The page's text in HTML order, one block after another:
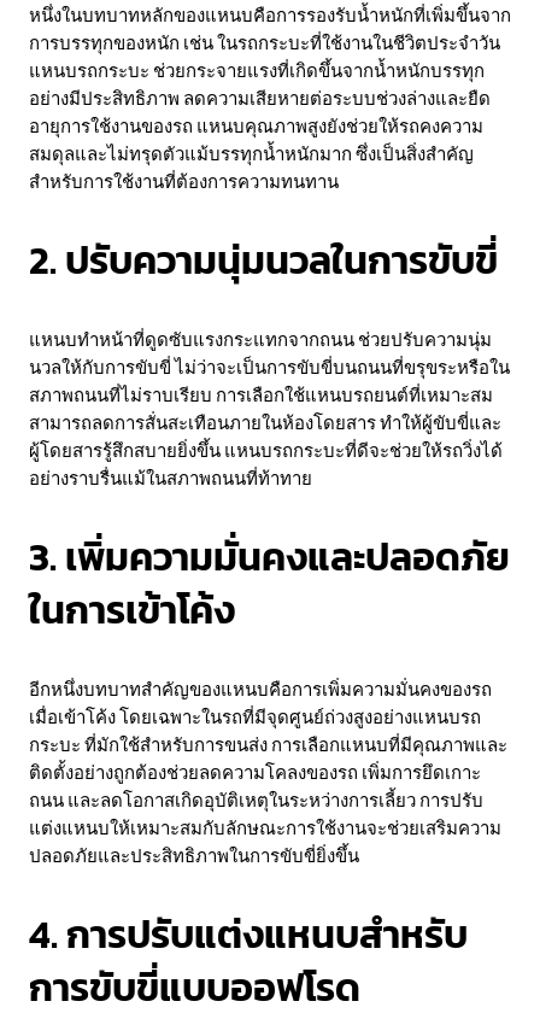
หนึ่งในบทบาทหลักของแหนบคือการรองรับน้ำหนักที่เพิ่มขึ้นจาก
การบรรทุกของหนัก เช่น ในรถกระบะที่ใช้งานในชีวิตประจำวัน
แหนบรถกระบะ ช่วยกระจายแรงที่เกิดขึ้นจากน้ำหนักบรรทุก
อย่างมีประสิทธิภาพ ลดความเสียหายต่อระบบช่วงล่างและยืด
อายุการใช้งานของรถ แหนบคุณภาพสูงยังช่วยให้รถคงความ
สมดุลและไม่ทรุดตัวแม้บรรทุกน้ำหนักมาก ซึ่งเป็นสิ่งสำคัญ
สำหรับการใช้งานที่ต้องการความทนทาน
2. ปรับความนุ่มนวลในการขับขี่
แหนบทำหน้าที่ดูดซับแรงกระแทกจากถนน ช่วยปรับความนุ่ม
นวลให้กับการขับขี่ ไม่ว่าจะเป็นการขับขี่บนถนนที่ขรุขระหรือใน
สภาพถนนที่ไม่ราบเรียบ การเลือกใช้แหนบรถยนต์ที่เหมาะสม
สามารถลดการสั่นสะเทือนภายในห้องโดยสาร ทำให้ผู้ขับขี่และ
ผู้โดยสารรู้สึกสบายยิ่งขึ้น แหนบรถกระบะที่ดีจะช่วยให้รถวิ่งได้
อย่างราบรื่นแม้ในสภาพถนนที่ท้าทาย
3. เพิ่มความมั่นคงและปลอดภัย
ในการเข้าโค้ง
อีกหนึ่งบทบาทสำคัญของแหนบคือการเพิ่มความมั่นคงของรถ
เมื่อเข้าโค้ง โดยเฉพาะในรถที่มีจุดศูนย์ถ่วงสูงอย่างแหนบรถ
กระบะ ที่มักใช้สำหรับการขนส่ง การเลือกแหนบที่มีคุณภาพและ
ติดตั้งอย่างถูกต้องช่วยลดความโคลงของรถ เพิ่มการยึดเกาะ
ถนน และลดโอกาสเกิดอุบัติเหตุในระหว่างการเลี้ยว การปรับ
แต่งแหนบให้เหมาะสมกับลักษณะการใช้งานจะช่วยเสริมความ
ปลอดภัยและประสิทธิภาพในการขับขี่ยิ่งขึ้น
4. การปรับแต่งแหนบสำหรับ
การขับขี่แบบออฟโรด